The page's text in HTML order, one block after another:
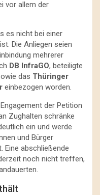
vor allem der
es nicht bei einer
Die Anliegen seien
mehrerer
DB InfraGO, beteiligte
das Thüringer
einbezogen worden.
der Petition
Zughalten schränke
ein und werde
und Bürger
Eine abschließende
noch nicht treffen,